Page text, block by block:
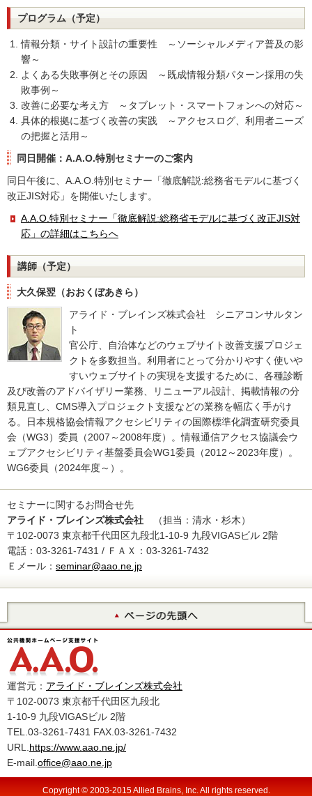
プログラム（予定）
情報分類・サイト設計の重要性 ～ソーシャルメディア普及の影
響～
よくある失敗事例とその原因 ～既成情報分類パターン採用の失
敗事例～
改善に必要な考え方 ～タブレット・スマートフォンへの対応～
具体的根拠に基づく改善の実践 ～アクセスログ、利用者ニーズ
の把握と活用～
同日開催：A.A.O.特別セミナーのご案内
同日午後に、A.A.O.特別セミナー「徹底解説:総務省モデルに基づく
改正JIS対応」を開催いたします。
A.A.O.特別セミナー「徹底解説:総務省モデルに基づく改正JIS対
応」の詳細はこちらへ
講師（予定）
大久保翌（おおくぼあきら）
アライド・ブレインズ株式会社 シニアコンサルタン
ト
官公庁、自治体などのウェブサイト改善支援プロジェ
クトを多数担当。利用者にとって分かりやすく使いや
すいウェブサイトの実現を支援するために、各種診断
及び改善のアドバイザリー業務、リニューアル設計、掲載情報の分
類見直し、CMS導入プロジェクト支援などの業務を幅広く手がけ
る。日本規格協会情報アクセシビリティの国際標準化調査研究委員
会（WG3）委員（2007～2008年度）。情報通信アクセス協議会ウ
ェブアクセシビリティ基盤委員会WG1委員（2012～2023年度）。
WG6委員（2024年度～）。
セミナーに関するお問合せ先
アライド・ブレインズ株式会社 （担当：清水・杉木）
〒102-0073 東京都千代田区九段北1-10-9 九段VIGASビル 2階
電話：03-3261-7431 / ＦＡＸ：03-3261-7432
Ｅメール： seminar@aao.ne.jp
運営元： アライド・ブレインズ株式会社
〒102-0073 東京都千代田区九段北
1-10-9 九段VIGASビル 2階
TEL.03-3261-7431 FAX.03-3261-7432
URL. https://www.aao.ne.jp/
E-mail. office@aao.ne.jp
Copyright © 2003-2015 Allied Brains, Inc. All rights reserved.